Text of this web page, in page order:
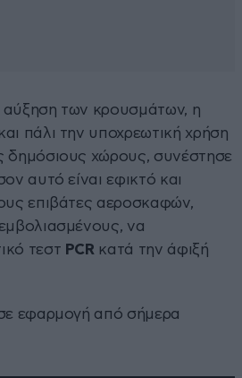
αύξηση των κρουσμάτων, η
πάλι την υποχρεωτική χρήση
δημόσιους χώρους, συνέστησε
αυτό είναι εφικτό και
επιβάτες αεροσκαφών,
να
τεστ PCR κατά την άφιξή
εφαρμογή από σήμερα